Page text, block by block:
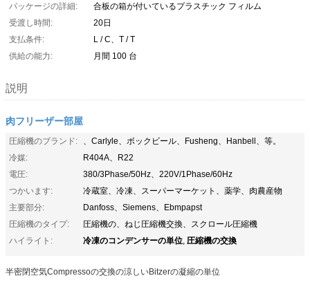
パッケージの詳細:
合板の箱が付いているプラスチック フィルム
受渡し時間:
20日
支払条件:
L / C、T / T
供給の能力:
月間 100 台
説明
肉フリーザー部屋
圧縮機のブランド:
、Carlyle、ボックビール、Fusheng、Hanbell、等。
冷媒:
R404A、R22
電圧:
380/3Phase/50Hz、220V/1Phase/60Hz
つかいます:
冷蔵室、冷凍、スーパーマーケット、薬学、肉農産物
主要部分:
Danfoss、Siemens、Ebmpapst
圧縮機のタイプ:
圧縮機の、ねじ圧縮機交換、スクロール圧縮機
ハイライト:
冷凍のコンデンサーの単位, 圧縮機の交換
半密閉空気Compressoの交換の涼しいBitzerの凝縮の単位